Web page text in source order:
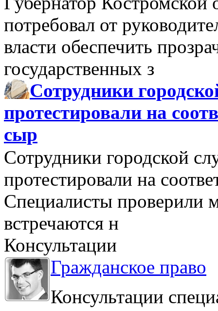
потребовал от
власти обеспечить
государственных з
Сотрудники
протестировали на
сыр
Сотрудники городской
протестировали на
Специалисты проверили
встречаются н
Консультации
Гражданское право
Консультации